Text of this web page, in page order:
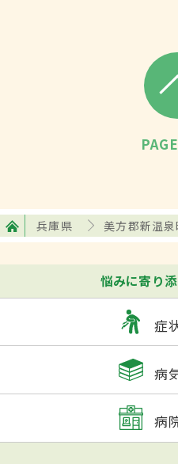
兵庫県 美方郡新温泉
悩みに寄り
症
病
病